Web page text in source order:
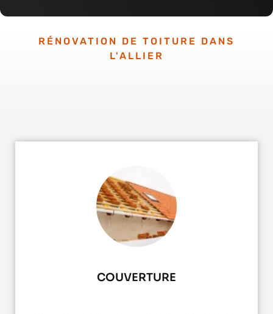
RÉNOVATION DE TOITURE DANS
L'ALLIER
COUVERTURE